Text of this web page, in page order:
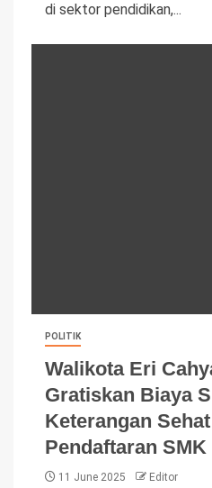
di sektor pendidikan,...
POLITIK
Walikota Eri
Gratiskan Biaya
Keterangan
Pendaftaran
11 June 2025 Editor